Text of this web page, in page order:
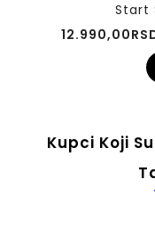
Start
Kupci Koji